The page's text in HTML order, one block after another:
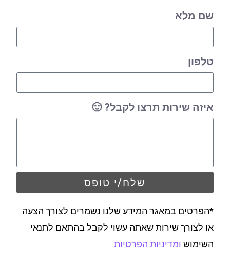
שם מלא
טלפון
איזה שירות תרצו לקבל? 🙂
שלח/י טופס
*הפרטים במאגר המידע שלנו נשמרים לצורך הצעה
או לצורך שירות שאתה עשוי לקבל בהתאם לתנאי
השימוש ומדיניות הפרטיות